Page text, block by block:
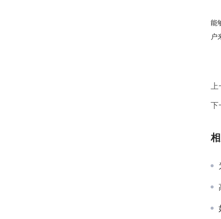
能
户
下